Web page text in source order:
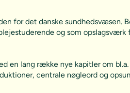
for det danske sundhedsvæsen.
og som opslagsværk
en lang række nye kapitler om
centrale nøgleord og